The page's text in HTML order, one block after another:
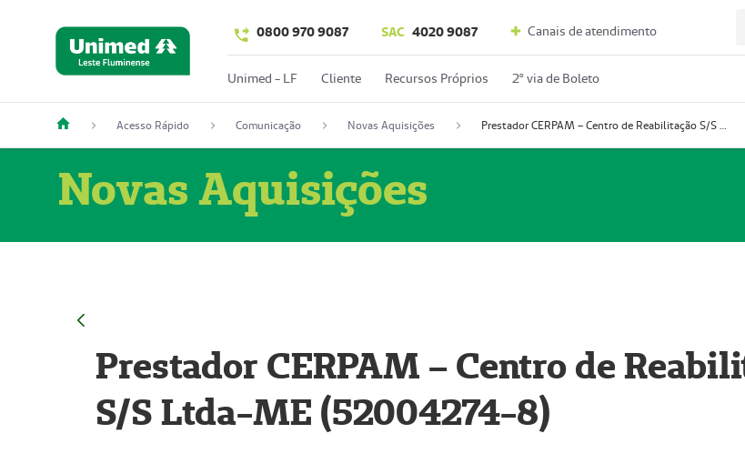
0800 970 9087 SAC 4020 9087 Canais de atendimento
Unimed - LF Cliente Recursos Próprios 2º via de Boleto
Acesso Rápido Comunicação Novas Aquisições Prestador CERPAM – Centro de Reabilitação S/S Ltda-ME (52004274-8)
Novas Aquisições
Prestador CERPAM – Centro de
S/S Ltda-ME (52004274-8)